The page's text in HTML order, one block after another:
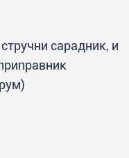
сарадник, и